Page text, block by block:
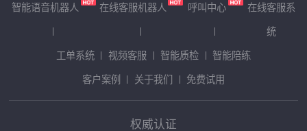
智能语音机器人 在线客服机器人 呼叫中心
在线客服系
统
工单系统
视频客服 智能质检
智能陪练
客户案例
关于我们 免费试用
权威认证